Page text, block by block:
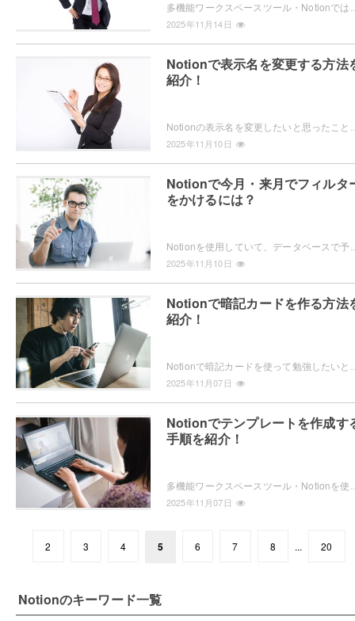
2025年11月14日
Notionで表示名を変更する方法
紹介！
2025年11月10日
Notionで今月・来月でフィルタ
をかけるには？
2025年11月10日
Notionで暗記カードを作る方法
紹介！
2025年11月07日
Notionでテンプレートを作成す
手順を紹介！
2025年11月07日
2 3 4 5 6 7 8 ... 20
Notionのキーワード一覧